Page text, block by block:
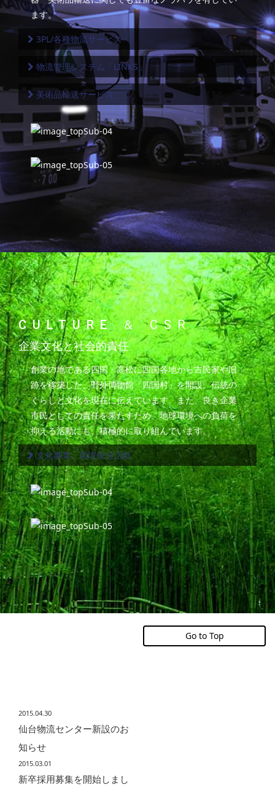
ます。
3PL/各種物流サービス
物流管理システム「LINKS」
美術品輸送サービス
CULTURE＆ CSR
企業文化と社会的責任
創業の地である四国・高松に四国各地から古民家や旧
跡を移築した、野外博物館「四国村」を開設。伝統の
くらしと文化を現在に伝えています。また、良き企業
市民としての責任を果たすため、地球環境への負荷を
抑える活動にも、積極的に取り組んでいます。
文化事業、環境保全活動
2015.04.30
仙台物流センター新設のお
知らせ
2015.03.01
新卒採用募集を開始しまし
Go to Top